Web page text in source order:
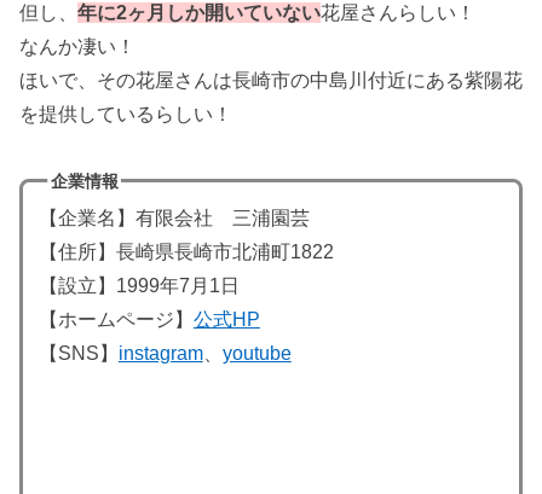
但し、 年に2ヶ月しか開いていない花屋さんらしい！
なんか凄い！
ほいで、その花屋さんは長崎市の中島川付近にある紫陽花
を提供しているらしい！
企業情報
【企業名】有限会社 三浦園芸
【住所】長崎県長崎市北浦町1822
【設立】1999年7月1日
【ホームページ】 公式HP
【SNS】 instagram、 youtube